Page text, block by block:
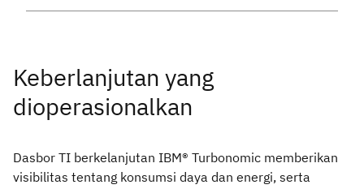
Keberlanjutan yang
dioperasionalkan
Dasbor TI berkelanjutan IBM® Turbonomic memberikan
visibilitas tentang konsumsi daya dan energi, serta